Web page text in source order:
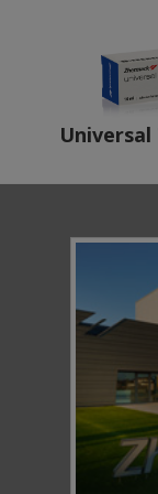
Universal